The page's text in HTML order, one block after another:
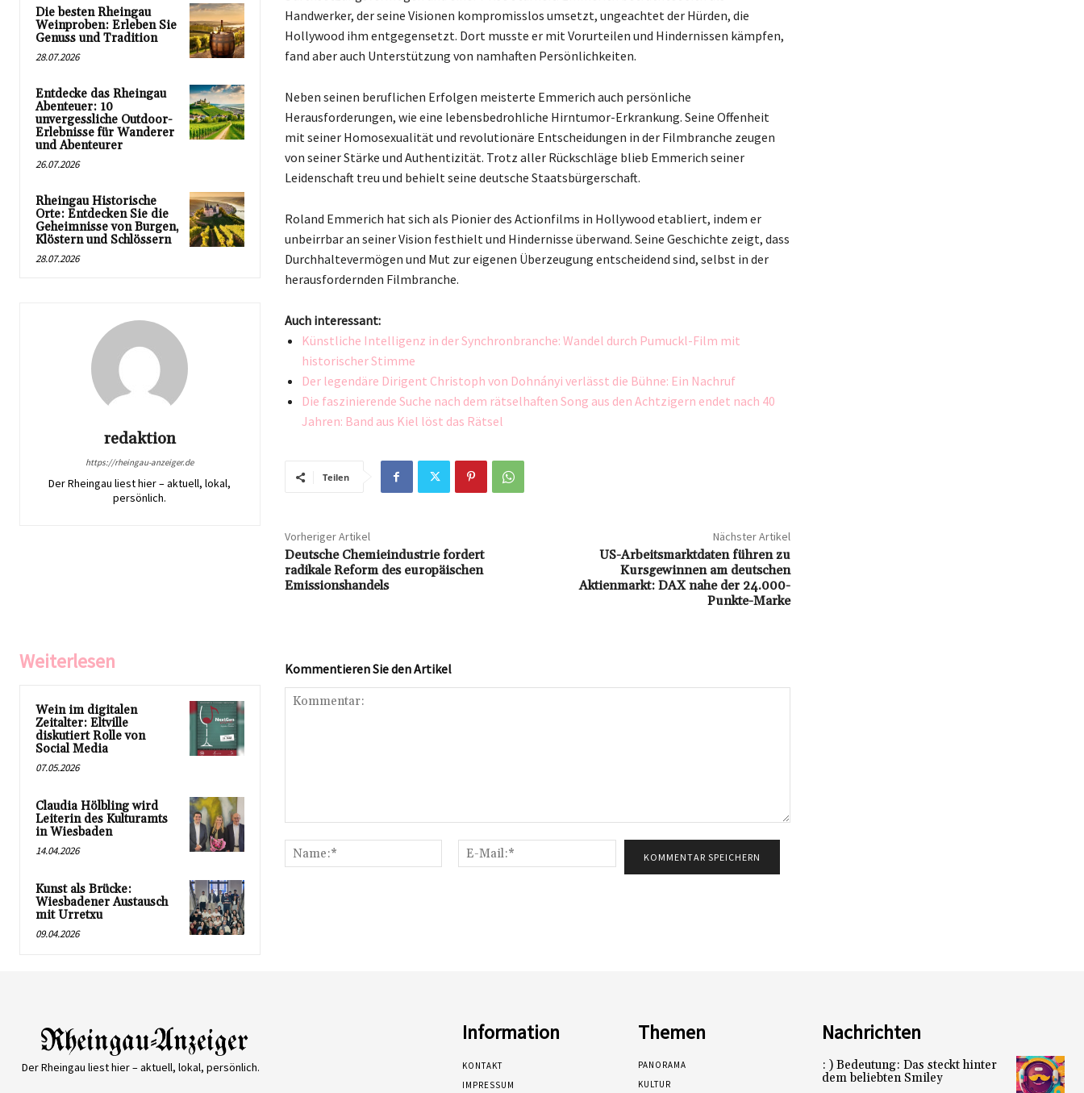
Die besten Rheingau
Weinproben: Erleben Sie
Genuss und Tradition
28.07.2026
Entdecke das Rheingau
Abenteuer: 10
unvergessliche Outdoor-
Erlebnisse für Wanderer
und Abenteurer
26.07.2026
Rheingau Historische
Orte: Entdecken Sie die
Geheimnisse von Burgen,
Klöstern und Schlössern
28.07.2026
redaktion
https://rheingau-anzeiger.de
Der Rheingau liest hier – aktuell, lokal,
persönlich.
Handwerker, der seine Visionen kompromisslos umsetzt, ungeachtet der Hürden, die
Hollywood ihm entgegensetzt. Dort musste er mit Vorurteilen und Hindernissen kämpfen,
fand aber auch Unterstützung von namhaften Persönlichkeiten.
Neben seinen beruflichen Erfolgen meisterte Emmerich auch persönliche
Herausforderungen, wie eine lebensbedrohliche Hirntumor-Erkrankung. Seine Offenheit
mit seiner Homosexualität und revolutionäre Entscheidungen in der Filmbranche zeugen
von seiner Stärke und Authentizität. Trotz aller Rückschläge blieb Emmerich seiner
Leidenschaft treu und behielt seine deutsche Staatsbürgerschaft.
Roland Emmerich hat sich als Pionier des Actionfilms in Hollywood etabliert, indem er
unbeirrbar an seiner Vision festhielt und Hindernisse überwand. Seine Geschichte zeigt, dass
Durchhaltevermögen und Mut zur eigenen Überzeugung entscheidend sind, selbst in der
herausfordernden Filmbranche.
Auch interessant:
Künstliche Intelligenz in der Synchronbranche: Wandel durch Pumuckl-Film mit
historischer Stimme
Der legendäre Dirigent Christoph von Dohnányi verlässt die Bühne: Ein Nachruf
Die faszinierende Suche nach dem rätselhaften Song aus den Achtzigern endet nach 40
Jahren: Band aus Kiel löst das Rätsel
Teilen
Vorheriger Artikel
Deutsche Chemieindustrie fordert
radikale Reform des europäischen
Emissionshandels
Nächster Artikel
US-Arbeitsmarktdaten führen zu
Kursgewinnen am deutschen
Aktienmarkt: DAX nahe der 24.000-
Punkte-Marke
Weiterlesen
Wein im digitalen
Zeitalter: Eltville
diskutiert Rolle von
Social Media
07.05.2026
Claudia Hölbling wird
Leiterin des Kulturamts
in Wiesbaden
14.04.2026
Kunst als Brücke:
Wiesbadener Austausch
mit Urretxu
09.04.2026
Kommentieren Sie den Artikel
Name:*
Mail:*
Der Rheingau liest hier – aktuell, lokal, persönlich.
Information
KONTAKT
IMPRESSUM
Themen
PANORAMA
KULTUR
Nachrichten
: ) Bedeutung: Das steckt hinter
dem beliebten Smiley